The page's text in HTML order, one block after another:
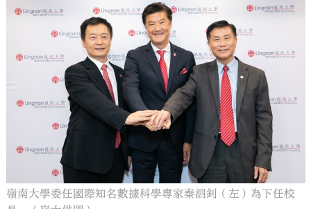
嶺南大學委任國際知名數據科學專家秦泗釗（左）為下任校